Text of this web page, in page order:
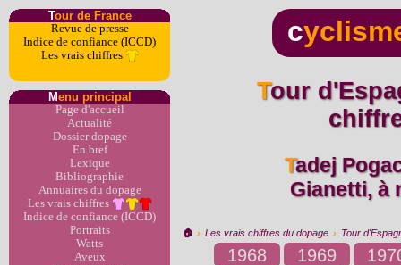
Tour de France
Revue de presse
Indice de confiance (ICCD)
Les vrais chiffres
Menu principal
Page d'accueil
Actualité
Dossier dopage
En bref
Lexique
Bibliographie
Annuaires du dopage
Les vrais chiffres
Indice de confiance (ICCD)
Portraits
Watts
Aveux
c
Tour d'Espagne 1976 : les vrais
Tadej Pogacar, poulain de Mauro
Gianetti, à
🏠︎ › Les vrais chiffres du dopage › Tour
1968 1969